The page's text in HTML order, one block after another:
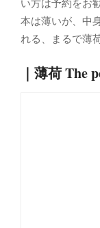
い方は予約をお
本は薄いが、中
れる、まるで薄
｜薄荷 The